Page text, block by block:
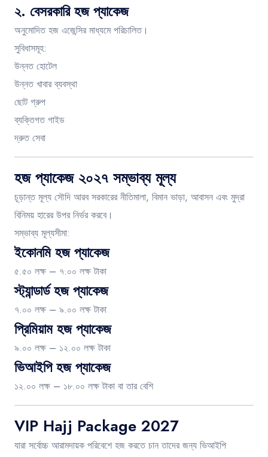
২. বেসরকারি হজ প্যাকেজ
অনুমোদিত হজ এজেন্সির মাধ্যমে পরিচালিত।
সুবিধাসমূহ:
উন্নত হোটেল
উন্নত খাবার ব্যবস্থা
ছোট গ্রুপ
ব্যক্তিগত গাইড
দ্রুত সেবা
হজ প্যাকেজ ২০২৭ সম্ভাব্য মূল্য
চূড়ান্ত মূল্য সৌদি আরব সরকারের নীতিমালা, বিমান ভাড়া, আবাসন এবং মুদ্রা
বিনিময় হারের উপর নির্ভর করবে।
সম্ভাব্য মূল্যসীমা:
ইকোনমি হজ প্যাকেজ
৫.৫০ লক্ষ – ৭.০০ লক্ষ টাকা
স্ট্যান্ডার্ড হজ প্যাকেজ
৭.০০ লক্ষ – ৯.০০ লক্ষ টাকা
প্রিমিয়াম হজ প্যাকেজ
৯.০০ লক্ষ – ১২.০০ লক্ষ টাকা
ভিআইপি হজ প্যাকেজ
১২.০০ লক্ষ – ১৮.০০ লক্ষ টাকা বা তার বেশি
VIP Hajj Package 2027
যারা সর্বোচ্চ আরামদায়ক পরিবেশে হজ করতে চান তাদের জন্য ভিআইপি